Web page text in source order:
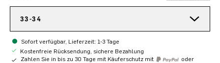
33-34
Sofort verfügbar, Lieferzeit: 1-3 Tage
Kostenfreie Rücksendung, sichere Bezahlung
Zahlen Sie in bis zu 30 Tage mit Käuferschutz mit
oder